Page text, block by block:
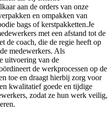
aan de orders van onze
en ompakken van
bags of kerstpakketten.Je
met een afstand tot de
de coach, die de regie heeft op
medewerkers. Als
uitvoering van de
de werkprocessen op de
toe en draagt hierbij zorg voor
kwalitatief goede en tijdige
zodat ze hun werk veilig,